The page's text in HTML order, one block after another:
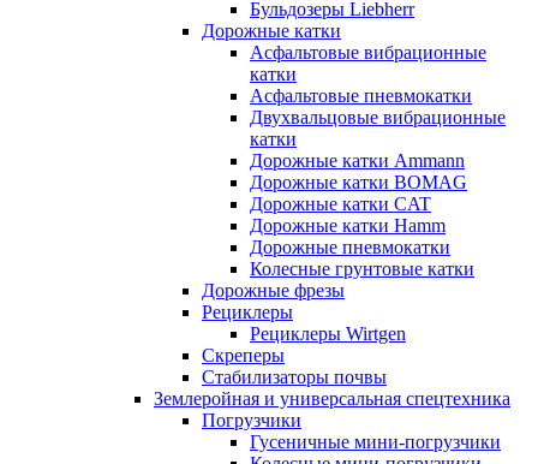
Бульдозеры Liebherr
Дорожные катки
Асфальтовые вибрационные
катки
Асфальтовые пневмокатки
Двухвальцовые вибрационные
катки
Дорожные катки Ammann
Дорожные катки BOMAG
Дорожные катки CAT
Дорожные катки Hamm
Дорожные пневмокатки
Колесные грунтовые катки
Дорожные фрезы
Рециклеры
Рециклеры Wirtgen
Скреперы
Стабилизаторы почвы
Землеройная и универсальная спецтехника
Погрузчики
Гусеничные мини-погрузчики